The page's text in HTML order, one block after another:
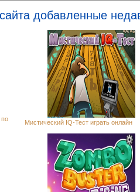
добавленные
по
Мистический IQ-Тест играть онлайн